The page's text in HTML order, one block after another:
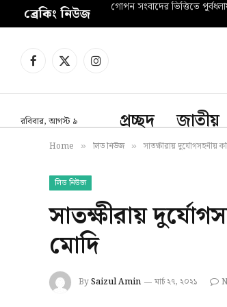
ব্রেকিং নিউজ গোপন সংবাদের ভিত্তিতে
Facebook
X
Instagram
রবিবার, আগস্ট ৯ প্রচ্ছদ জাতীয়
Home » লিড নিউজ » সাতক্ষীরায় দুর্যোগসহনীয়
লিড নিউজ
সাতক্ষীরায়
মোদি
BySaizul Amin মার্চ ২৭, ২০২১